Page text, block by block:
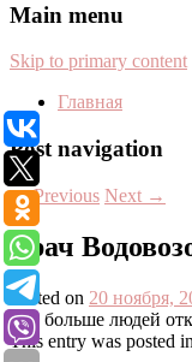
Main menu
Skip to primary content
Главная
Post navigation
←Previous Next →
Врач
Posted on 20 ноября,
Все больше людей
This entry was posted in